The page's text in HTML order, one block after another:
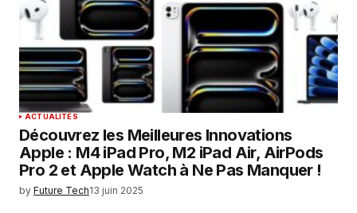
ACTUALITÉS
Découvrez les Meilleures Innovations
Apple : M4 iPad Pro, M2 iPad Air, AirPods
Pro 2 et Apple Watch à Ne Pas Manquer !
by Future Tech13 juin 2025